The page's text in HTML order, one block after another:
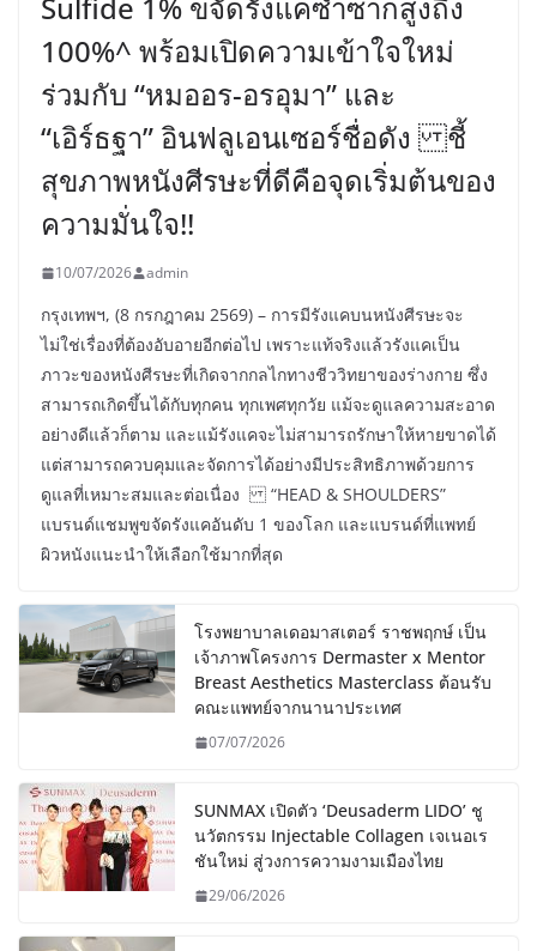
Sulfide 1% ขจัดรังแคซ้ำซากสูงถึง
100%^ พร้อมเปิดความเข้าใจใหม่
ร่วมกับ “หมออร-อรอุมา” และ
“เอิร์ธฐา” อินฟลูเอนเซอร์ชื่อดัง ชี้
สุขภาพหนังศีรษะที่ดีคือจุดเริ่มต้นของ
ความมั่นใจ!!
10/07/2026 admin
กรุงเทพฯ, (8 กรกฎาคม 2569) – การมีรังแคบนหนังศีรษะจะ
ไม่ใช่เรื่องที่ต้องอับอายอีกต่อไป เพราะแท้จริงแล้วรังแคเป็น
ภาวะของหนังศีรษะที่เกิดจากกลไกทางชีววิทยาของร่างกาย ซึ่ง
สามารถเกิดขึ้นได้กับทุกคน ทุกเพศทุกวัย แม้จะดูแลความสะอาด
อย่างดีแล้วก็ตาม และแม้รังแคจะไม่สามารถรักษาให้หายขาดได้
แต่สามารถควบคุมและจัดการได้อย่างมีประสิทธิภาพด้วยการ
ดูแลที่เหมาะสมและต่อเนื่อง “HEAD & SHOULDERS”
แบรนด์แชมพูขจัดรังแคอันดับ 1 ของโลก และแบรนด์ที่แพทย์
ผิวหนังแนะนำให้เลือกใช้มากที่สุด
โรงพยาบาลเดอมาสเตอร์ ราชพฤกษ์ เป็น
เจ้าภาพโครงการ Dermaster x Mentor
Breast Aesthetics Masterclass ต้อนรับ
คณะแพทย์จากนานาประเทศ
07/07/2026
SUNMAX เปิดตัว ‘Deusaderm LIDO’ ชู
นวัตกรรม Injectable Collagen เจเนอเร
ชันใหม่ สู่วงการความงามเมืองไทย
29/06/2026